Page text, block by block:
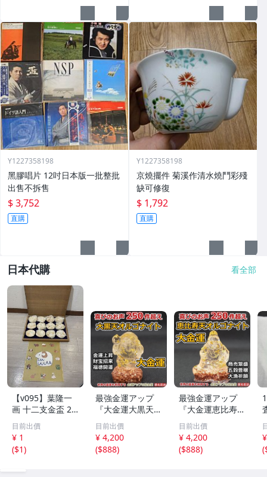
Y1227358198
黑膠唱片 12吋日本版一批整批
出售不拆售
$ 3,752
直購
Y1227358198
京燒擺件 菊溪作清水燒鬥彩殘
缺可修復
$ 1,792
直購
日本代購 看全部
【v095】葉隆一
画 十二支金盃 24
K GP 金メッキ 12
点セット 干支 色
紙付き 縁起物 酒
器 共箱付 伝統工
目前出價
¥ 1
($1)
最強金運アップ
『大金運大黒天
（だいこくてん）
オルゴナイト高4.
5cm』財宝、福徳
開運の神様【金運
目前出價
¥ 4,200
($888)
最強金運アップ
『大金運恵比寿天
（えびすてん）オ
ルゴナイト高4.5c
m』【金運アップ
の招金堂】金運ア
目前出價
¥ 4,200
($888)
(